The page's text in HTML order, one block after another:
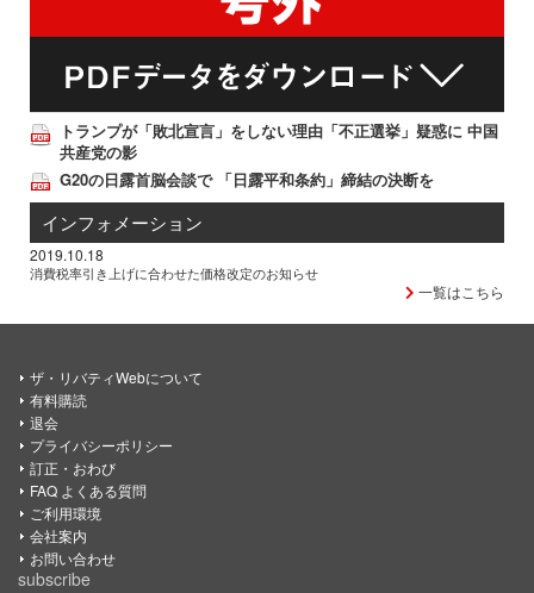
トランプが「敗北宣言」をしない理由「不正選挙」疑惑に 中国
共産党の影
G20の日露首脳会談で 「日露平和条約」締結の決断を
インフォメーション
2019.10.18
消費税率引き上げに合わせた価格改定のお知らせ
一覧はこちら
ザ・リバティWebについて
有料購読
退会
プライバシーポリシー
訂正・おわび
FAQ よくある質問
ご利用環境
会社案内
お問い合わせ
subscribe